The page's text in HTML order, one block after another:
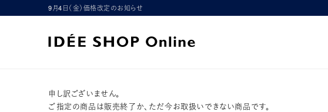
9月4日（金）価格改定のお知らせ
申し訳ございません。
ご指定の商品は販売終了か、ただ今お取扱いできない商品です。